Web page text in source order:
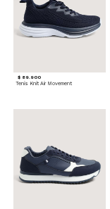
$ 89.900
Tenis Knit Air Movement